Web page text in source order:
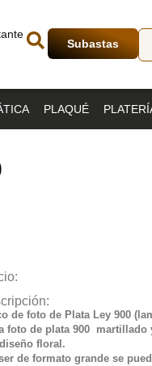
Subastas
PLAQUÉ
de foto de Plata Ley 900
foto de plata 900
floral.
de formato grande se